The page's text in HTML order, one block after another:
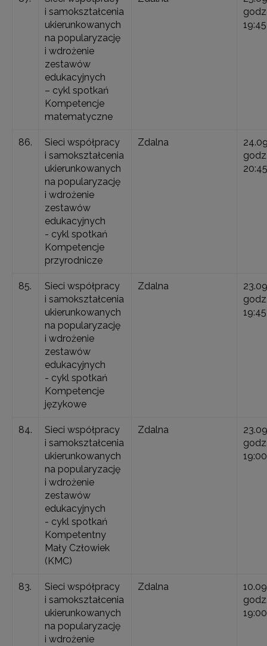
i samokształcenia
ukierunkowanych
na popularyzację
i wdrożenie
zestawów
edukacyjnych
– cykl spotkań
Kompetencje
matematyczne
19:45
86.
Sieci współpracy
i samokształcenia
ukierunkowanych
na popularyzację
i wdrożenie
zestawów
edukacyjnych
- cykl spotkań
Kompetencje
przyrodnicze
Zdalna
20:45
85.
Sieci współpracy
i samokształcenia
ukierunkowanych
na popularyzację
i wdrożenie
zestawów
edukacyjnych
- cykl spotkań
Kompetencje
językowe
Zdalna
19:45
84.
Sieci współpracy
i samokształcenia
ukierunkowanych
na popularyzację
i wdrożenie
zestawów
edukacyjnych
- cykl spotkań
Kompetentny
Mały Człowiek
(KMC)
Zdalna
19:00
83.
Sieci współpracy
i samokształcenia
ukierunkowanych
na popularyzację
i wdrożenie
Zdalna
19:00